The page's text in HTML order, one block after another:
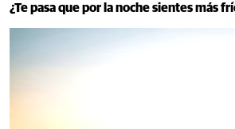
¿Te pasa que por la noche sientes más